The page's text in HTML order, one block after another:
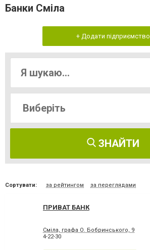
Банки Сміла
+ Додати підприємство
ЗНАЙТИ
Сортувати: за рейтингом за переглядами
ПРИВАТ БАНК
Сміла, графа О. Бобринського, 9
4-22-30